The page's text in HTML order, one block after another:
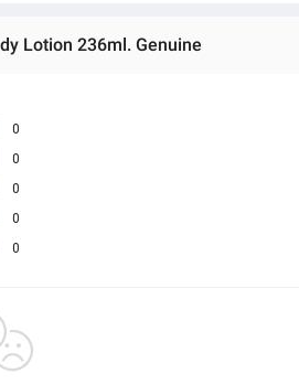
Lotion 236ml. Genuine
0
0
0
0
0